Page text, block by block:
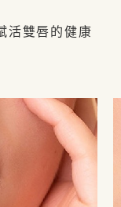
活雙唇的健康